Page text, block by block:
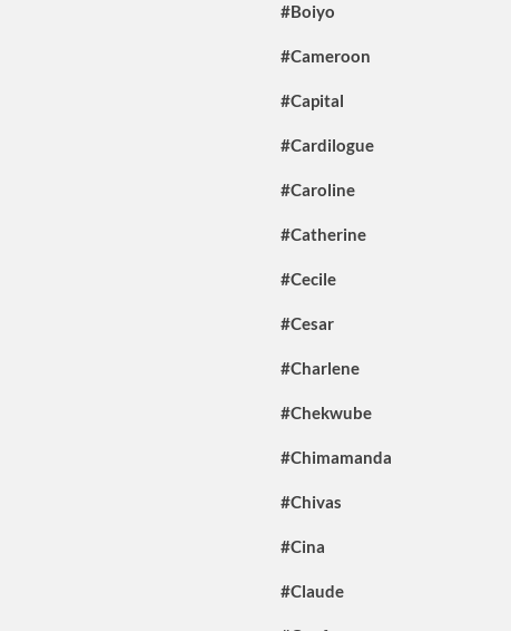
#Boiyo
#Cameroon
#Capital
#Cardilogue
#Caroline
#Catherine
#Cecile
#Cesar
#Charlene
#Chekwube
#Chimamanda
#Chivas
#Cina
#Claude